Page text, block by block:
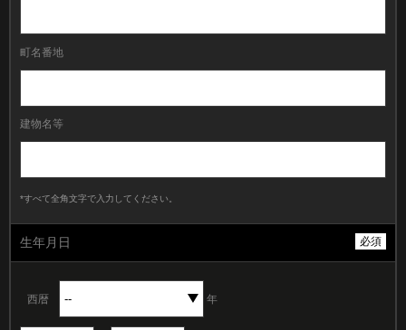
町名番地
建物名等
*すべて全角文字で入力してください。
生年月日 必須
西暦 年